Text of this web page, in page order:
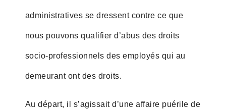
administratives se dressent contre ce que
nous pouvons qualifier d’abus des droits
socio-professionnels des employés qui au
demeurant ont des droits.
Au départ, il s’agissait d’une affaire puérile de